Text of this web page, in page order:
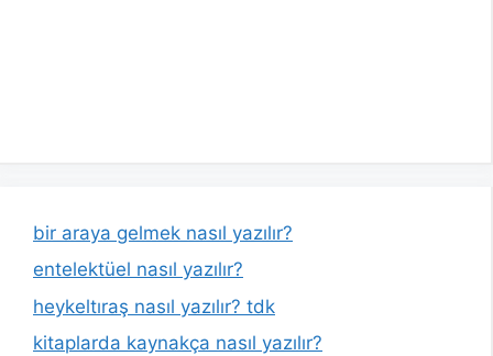
bir araya gelmek nasıl yazılır?
entelektüel nasıl yazılır?
heykeltıraş nasıl yazılır? tdk
kitaplarda kaynakça nasıl yazılır?